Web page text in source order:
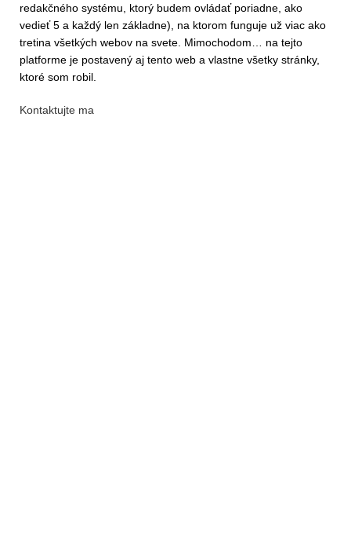
redakčného systému, ktorý budem ovládať poriadne, ako
vedieť 5 a každý len základne), na ktorom funguje už viac ako
tretina všetkých webov na svete. Mimochodom… na tejto
platforme je postavený aj tento web a vlastne všetky stránky,
ktoré som robil.
Kontaktujte ma